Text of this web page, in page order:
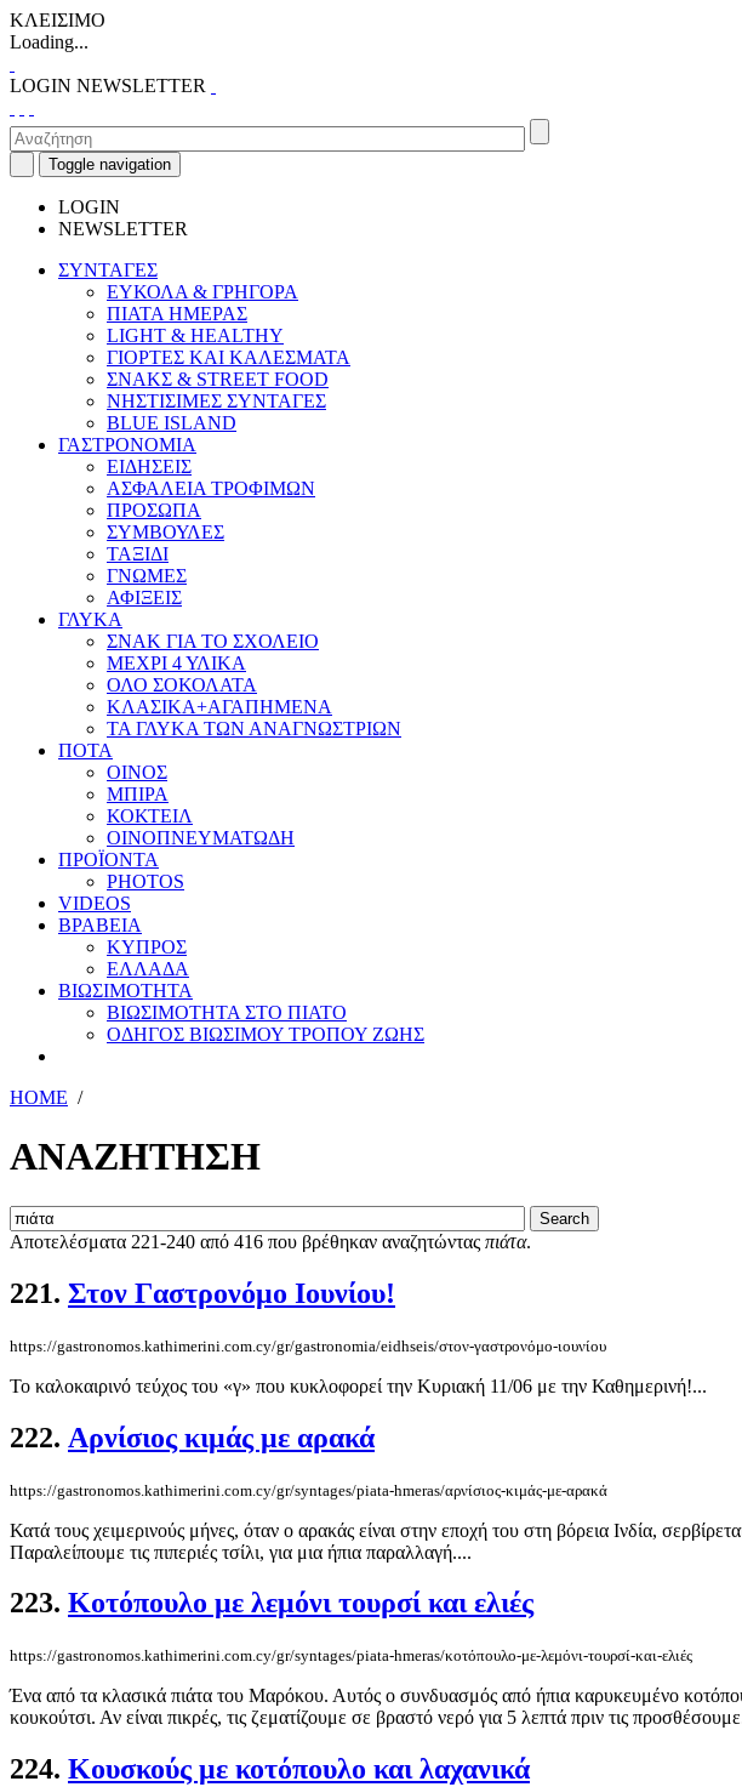
ΚΛΕΙΣΙΜΟ
Loading...
LOGIN NEWSLETTER
Toggle navigation
LOGIN
NEWSLETTER
ΣΥΝΤΑΓΕΣ
ΕΥΚΟΛΑ & ΓΡΗΓΟΡΑ
ΠΙΑΤΑ ΗΜΕΡΑΣ
LIGHT & HEALTHY
ΓΙΟΡΤΕΣ ΚΑΙ ΚΑΛΕΣΜΑΤΑ
ΣΝΑΚΣ & STREET FOOD
ΝΗΣΤΙΣΙΜΕΣ ΣΥΝΤΑΓΕΣ
BLUE ISLAND
ΓΑΣΤΡΟΝΟΜΙΑ
ΕΙΔΗΣΕΙΣ
ΑΣΦΑΛΕΙΑ ΤΡΟΦΙΜΩΝ
ΠΡΟΣΩΠΑ
ΣΥΜΒΟΥΛΕΣ
ΤΑΞΙΔΙ
ΓΝΩΜΕΣ
ΑΦΙΞΕΙΣ
ΓΛΥΚΑ
ΣΝΑΚ ΓΙΑ ΤΟ ΣΧΟΛΕΙΟ
ΜΕΧΡΙ 4 ΥΛΙΚΑ
ΟΛΟ ΣΟΚΟΛΑΤΑ
ΚΛΑΣΙΚΑ+ΑΓΑΠΗΜΕΝΑ
ΤΑ ΓΛΥΚΑ ΤΩΝ ΑΝΑΓΝΩΣΤΡΙΩΝ
ΠΟΤΑ
ΟΙΝΟΣ
ΜΠΙΡΑ
ΚΟΚΤΕΙΛ
ΟΙΝΟΠΝΕΥΜΑΤΩΔΗ
ΠΡΟΪΟΝΤΑ
PHOTOS
VIDEOS
ΒΡΑΒΕΙΑ
ΚΥΠΡΟΣ
ΕΛΛΑΔΑ
ΒΙΩΣΙΜΟΤΗΤΑ
ΒΙΩΣΙΜΟΤΗΤΑ ΣΤΟ ΠΙΑΤΟ
ΟΔΗΓΟΣ ΒΙΩΣΙΜΟΥ ΤΡΟΠΟΥ ΖΩΗΣ
HOME /
ΑΝΑΖΗΤΗΣΗ
Αποτελέσματα 221-240 από 416 που βρέθηκαν αναζητώντας πιάτα.
221. Στον Γαστρονόμο Ιουνίου!
https://gastronomos.kathimerini.com.cy/gr/gastronomia/eidhseis/στον-γαστρονόμο-ιουνίου
Το καλοκαιρινό τεύχος του «γ» που κυκλοφορεί την Κυριακή 11/06 με την Καθημερινή!...
222. Αρνίσιος κιμάς με αρακά
https://gastronomos.kathimerini.com.cy/gr/syntages/piata-hmeras/αρνίσιος-κιμάς-με-αρακά
Κατά τους χειμερινούς μήνες, όταν ο αρακάς είναι στην εποχή του στη βόρεια Ινδία,
Παραλείπουμε τις πιπεριές τσίλι, για μια ήπια παραλλαγή....
223. Κοτόπουλο με λεμόνι τουρσί και ελιές
https://gastronomos.kathimerini.com.cy/gr/syntages/piata-hmeras/κοτόπουλο-με-λεμόνι-τουρσί-και-ελιές
Ένα από τα κλασικά πιάτα του Μαρόκου. Αυτός ο συνδυασμός από ήπια καρυκευμένο
κουκούτσι. Αν είναι πικρές, τις ζεματίζουμε σε βραστό νερό για 5 λεπτά πριν τις
224. Κουσκούς με κοτόπουλο και λαχανικά